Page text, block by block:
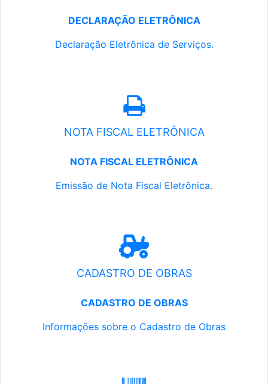
DECLARAÇÃO ELETRÔNICA
Declaração Eletrônica de Serviços.
NOTA FISCAL ELETRÔNICA
NOTA FISCAL ELETRÔNICA
Emissão de Nota Fiscal Eletrônica.
CADASTRO DE OBRAS
CADASTRO DE OBRAS
Informações sobre o Cadastro de Obras